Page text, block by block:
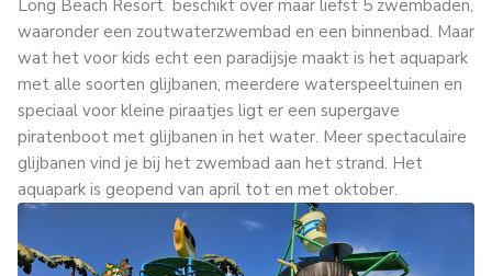
Long Beach Resort beschikt over maar liefst 5 zwembaden,
waaronder een zoutwaterzwembad en een binnenbad. Maar
wat het voor kids echt een paradijsje maakt is het aquapark
met alle soorten glijbanen, meerdere waterspeeltuinen en
speciaal voor kleine piraatjes ligt er een supergave
piratenboot met glijbanen in het water. Meer spectaculaire
glijbanen vind je bij het zwembad aan het strand. Het
aquapark is geopend van april tot en met oktober.